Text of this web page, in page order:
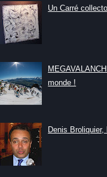
Un Carré
monde !
Denis